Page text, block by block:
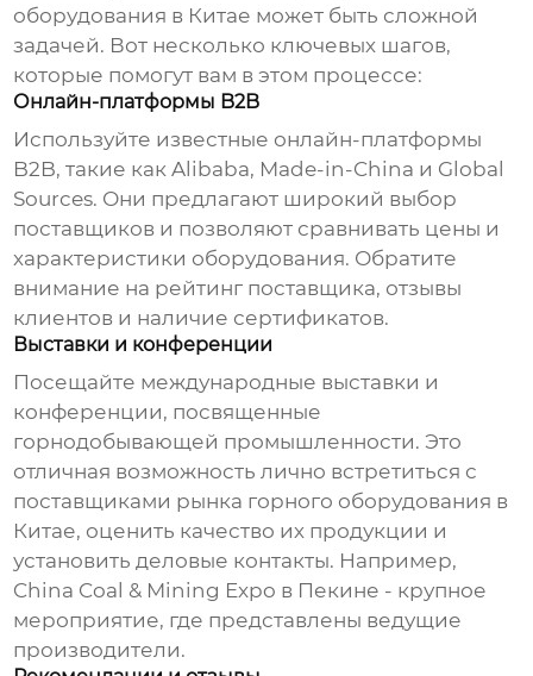
оборудования в Китае может быть сложной
задачей. Вот несколько ключевых шагов,
которые помогут вам в этом процессе:
Онлайн-платформы B2B
Используйте известные онлайн-платформы
B2B, такие как Alibaba, Made-in-China и Global
Sources. Они предлагают широкий выбор
поставщиков и позволяют сравнивать цены и
характеристики оборудования. Обратите
внимание на рейтинг поставщика, отзывы
клиентов и наличие сертификатов.
Выставки и конференции
Посещайте международные выставки и
конференции, посвященные
горнодобывающей промышленности. Это
отличная возможность лично встретиться с
поставщиками рынка горного оборудования в
Китае, оценить качество их продукции и
установить деловые контакты. Например,
China Coal & Mining Expo в Пекине - крупное
мероприятие, где представлены ведущие
производители.